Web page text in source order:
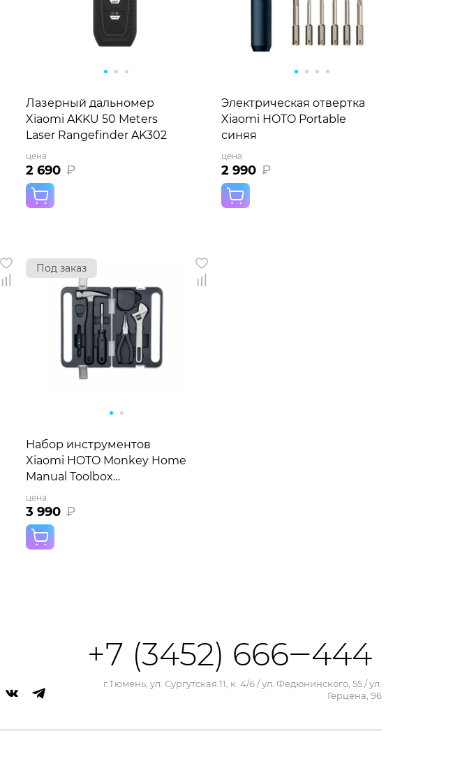
Лазерный дальномер
Xiaomi AKKU 50 Meters
Laser Rangefinder AK302
цена
2 690 ₽
Электрическая отвертка
Xiaomi HOTO Portable
синяя
цена
2 990 ₽
Под заказ
Набор инструментов
Xiaomi HOTO Monkey Home
Manual Toolbox
(QWSGJ002)
цена
3 990 ₽
+7 (3452) 666‒444
г.Тюмень, ул. Сургутская 11, к. 4/6 / ул. Федюнинского, 55 / ул.
Герцена, 96